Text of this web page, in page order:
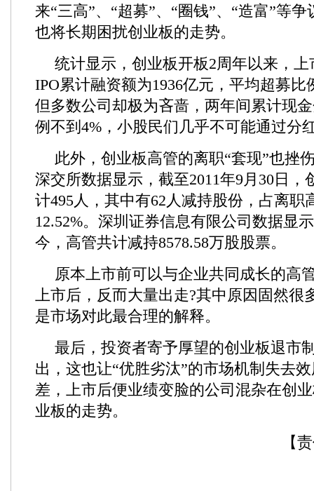
来“三高”、“超募”、“圈钱”、“造富”等
也将长期困扰创业板的走势。
统计显示，创业板开板2周年以来，
IPO累计融资额为1936亿元，平均超募比
但多数公司却极为吝啬，两年间累计现
例不到4%，小股民们几乎不可能通过分
此外，创业板高管的离职“套现”也挫
深交所数据显示，截至2011年9月30日，
计495人，其中有62人减持股份，占离职
12.52%。深圳证券信息有限公司数据显
今，高管共计减持8578.58万股股票。
原本上市前可以与企业共同成长的高
上市后，反而大量出走?其中原因固然很
是市场对此最合理的解释。
最后，投资者寄予厚望的创业板退市
出，这也让“优胜劣汰”的市场机制失去
差，上市后便业绩变脸的公司混杂在创
业板的走势。
【